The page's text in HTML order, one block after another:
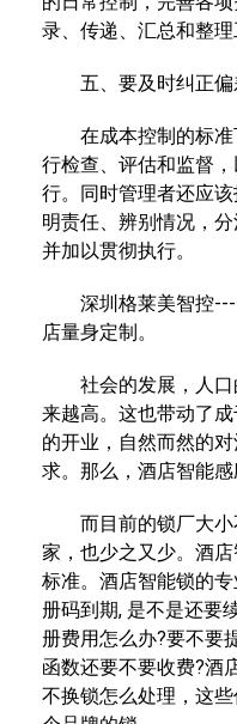
录、传递、汇总和整理
五、要及时纠正偏
在成本控制的标准
行检查、评估和监督
行。同时管理者还应
明责任、辨别情况，
并加以贯彻执行。
深圳格莱美智控----
店量身定制。
社会的发展，人口
来越高。这也带动了
的开业，自然而然的
求。那么，酒店智能
而目前的锁厂大小
家，也少之又少。酒
标准。酒店智能锁的
册码到期, 是不是还要
册费用怎么办?要不要
函数还要不要收费?酒
不换锁怎么处理，这